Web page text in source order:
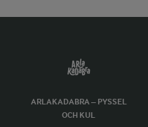
ARLAKADABRA – PYSSEL
OCH KUL